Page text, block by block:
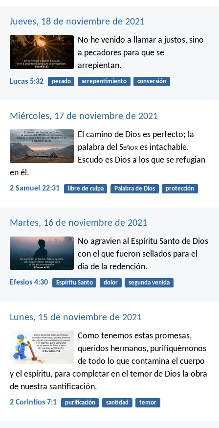
Jueves, 18 de noviembre de 2021
No he venido a llamar a justos, sino
a pecadores para que se
arrepientan.
Lucas 5:32 pecado arrepentimiento conversión
Miércoles, 17 de noviembre de 2021
El camino de Dios es perfecto; la
palabra del Señor es intachable.
Escudo es Dios a los que se refugian
en él.
2 Samuel 22:31 libre de culpa Palabra de Dios protección
Martes, 16 de noviembre de 2021
No agravien al Espíritu Santo de Dios
con el que fueron sellados para el
día de la redención.
Efesios 4:30 Espíritu Santo dolor segunda venida
Lunes, 15 de noviembre de 2021
Como tenemos estas promesas,
queridos hermanos, purifiquémonos
de todo lo que contamina el cuerpo
y el espíritu, para completar en el temor de Dios la obra
de nuestra santificación.
2 Corintios 7:1 purificación santidad temor